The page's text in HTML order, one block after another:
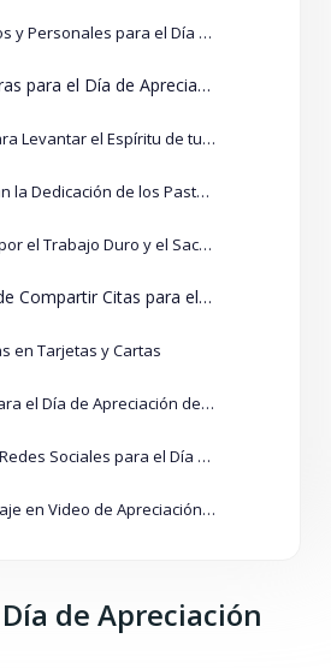
para el Día de Apreciación del Pastor
el Día de Apreciación del Pastor
el Espíritu de tu Pastor
Dedicación de los Pastores
Duro y el Sacrificio de los Pastores
para el Día de Apreciación del Pastor
en Tarjetas y Cartas
del Pastor Durante el Servicio de la Iglesia
para el Día de Apreciación del Pastor
Video de Apreciación del Pastor
de Apreciación